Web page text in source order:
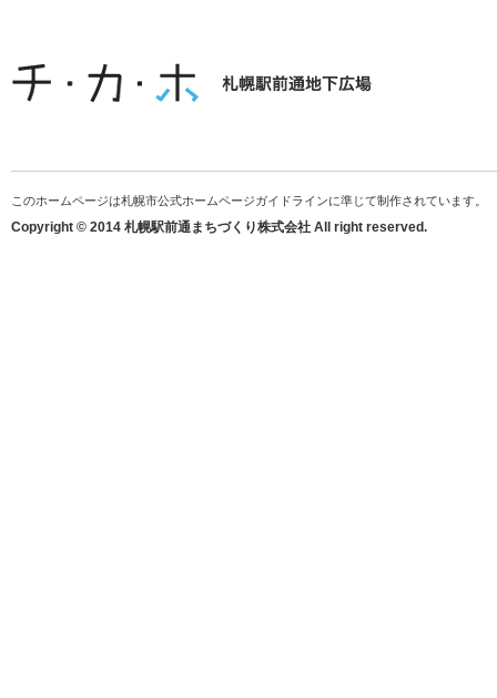
このホームページは札幌市公式ホームページガイドラインに準じて制作されています。
Copyright © 2014 札幌駅前通まちづくり株式会社 All right reserved.